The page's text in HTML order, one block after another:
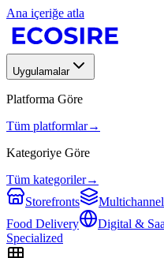
Ana içeriğe atla
Uygulamalar
Platforma Göre
Tüm platformlar→
Kategoriye Göre
Tüm kategoriler→
Storefronts
Food Delivery
Digital &
Specialized